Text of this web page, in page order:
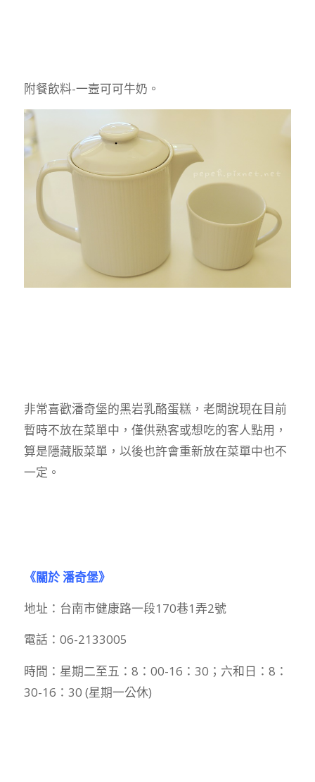
附餐飲料-一壼可可牛奶。
非常喜歡潘奇堡的黑岩乳酪蛋糕，老闆說現在目前
暫時不放在菜單中，僅供熟客或想吃的客人點用，
算是隱藏版菜單，以後也許會重新放在菜單中也不
一定。
《關於 潘奇堡》
地址：台南市健康路一段170巷1弄2號
電話：06-2133005
時間：星期二至五：8：00-16：30；六和日：8：
30-16：30 (星期一公休)